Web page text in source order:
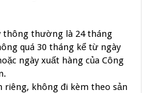
thông thường là 24 tháng
quá 30 tháng kể từ ngày
ngày xuất hàng của Công
riêng, không đi kèm theo sản